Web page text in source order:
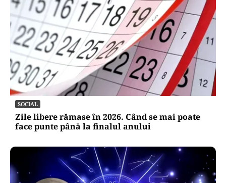
SOCIAL
Zile libere rămase în 2026. Când se mai poate
face punte până la finalul anului